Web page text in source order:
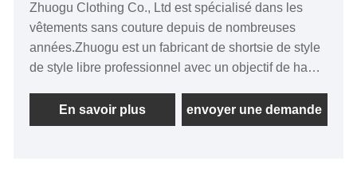
Zhuogu Clothing Co., Ltd est spécialisé dans les
vêtements sans couture depuis de nombreuses
années.Zhuogu est un fabricant de shortsie de style
de style libre professionnel avec un objectif de haute
En savoir plus
envoyer une demande